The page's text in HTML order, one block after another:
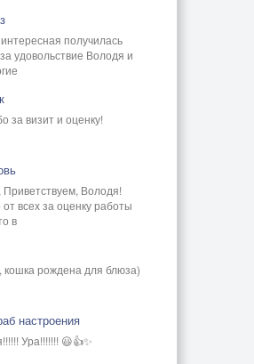
получилась
удовольствие Володя и
за визит и оценку!
Володя!
всех за оценку работы
в
кошка рождена для блюза)
настроения
Ура!!!!!!! 😃👍✨